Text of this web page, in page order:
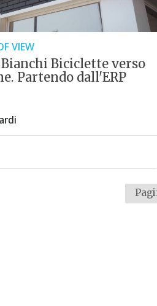
VIEW
Biciclette verso
Partendo dall'ERP